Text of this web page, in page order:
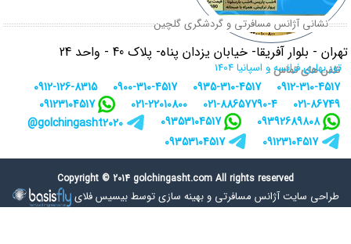
تور بهاری فرانسه و اسپانیا 1404
نشانی آژانس مسافرتی و گردشگری گلچین
تهران - بلوار آفریقا- خیابان یزدان پناه- پلاک 40 - واحد 24
تلفن های تماس :
0912-310-4517
0935-310-4517
0900-310-4517
0912-126-8315
021-86749
021-88657790-4
021-22010800
09123104517
09392689808
09353104517
golchingasht2020@
09123104517
09353104517
Copyright © 2014 golchingasht.com All rights reserved
طراحی سایت آژانس مسافرتی وبهینه سازی توسط بیسیس فلای